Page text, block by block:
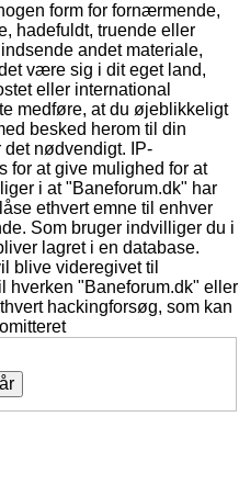
form for fornærmende,
hadefuldt, truende eller
andet materiale,
være sig i dit eget land,
eller international
medføre, at du øjeblikkeligt
besked herom til din
det nødvendigt. IP-
for at give mulighed for at
i at "Baneforum.dk" har
ethvert emne til enhver
Som bruger indvilliger du i
lagret i en database.
blive videregivet til
hverken "Baneforum.dk" eller
hackingforsøg, som kan